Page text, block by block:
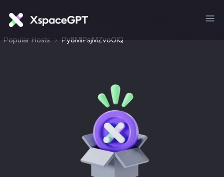
Popular Hosts Py8MlPsjMZvoOlQ